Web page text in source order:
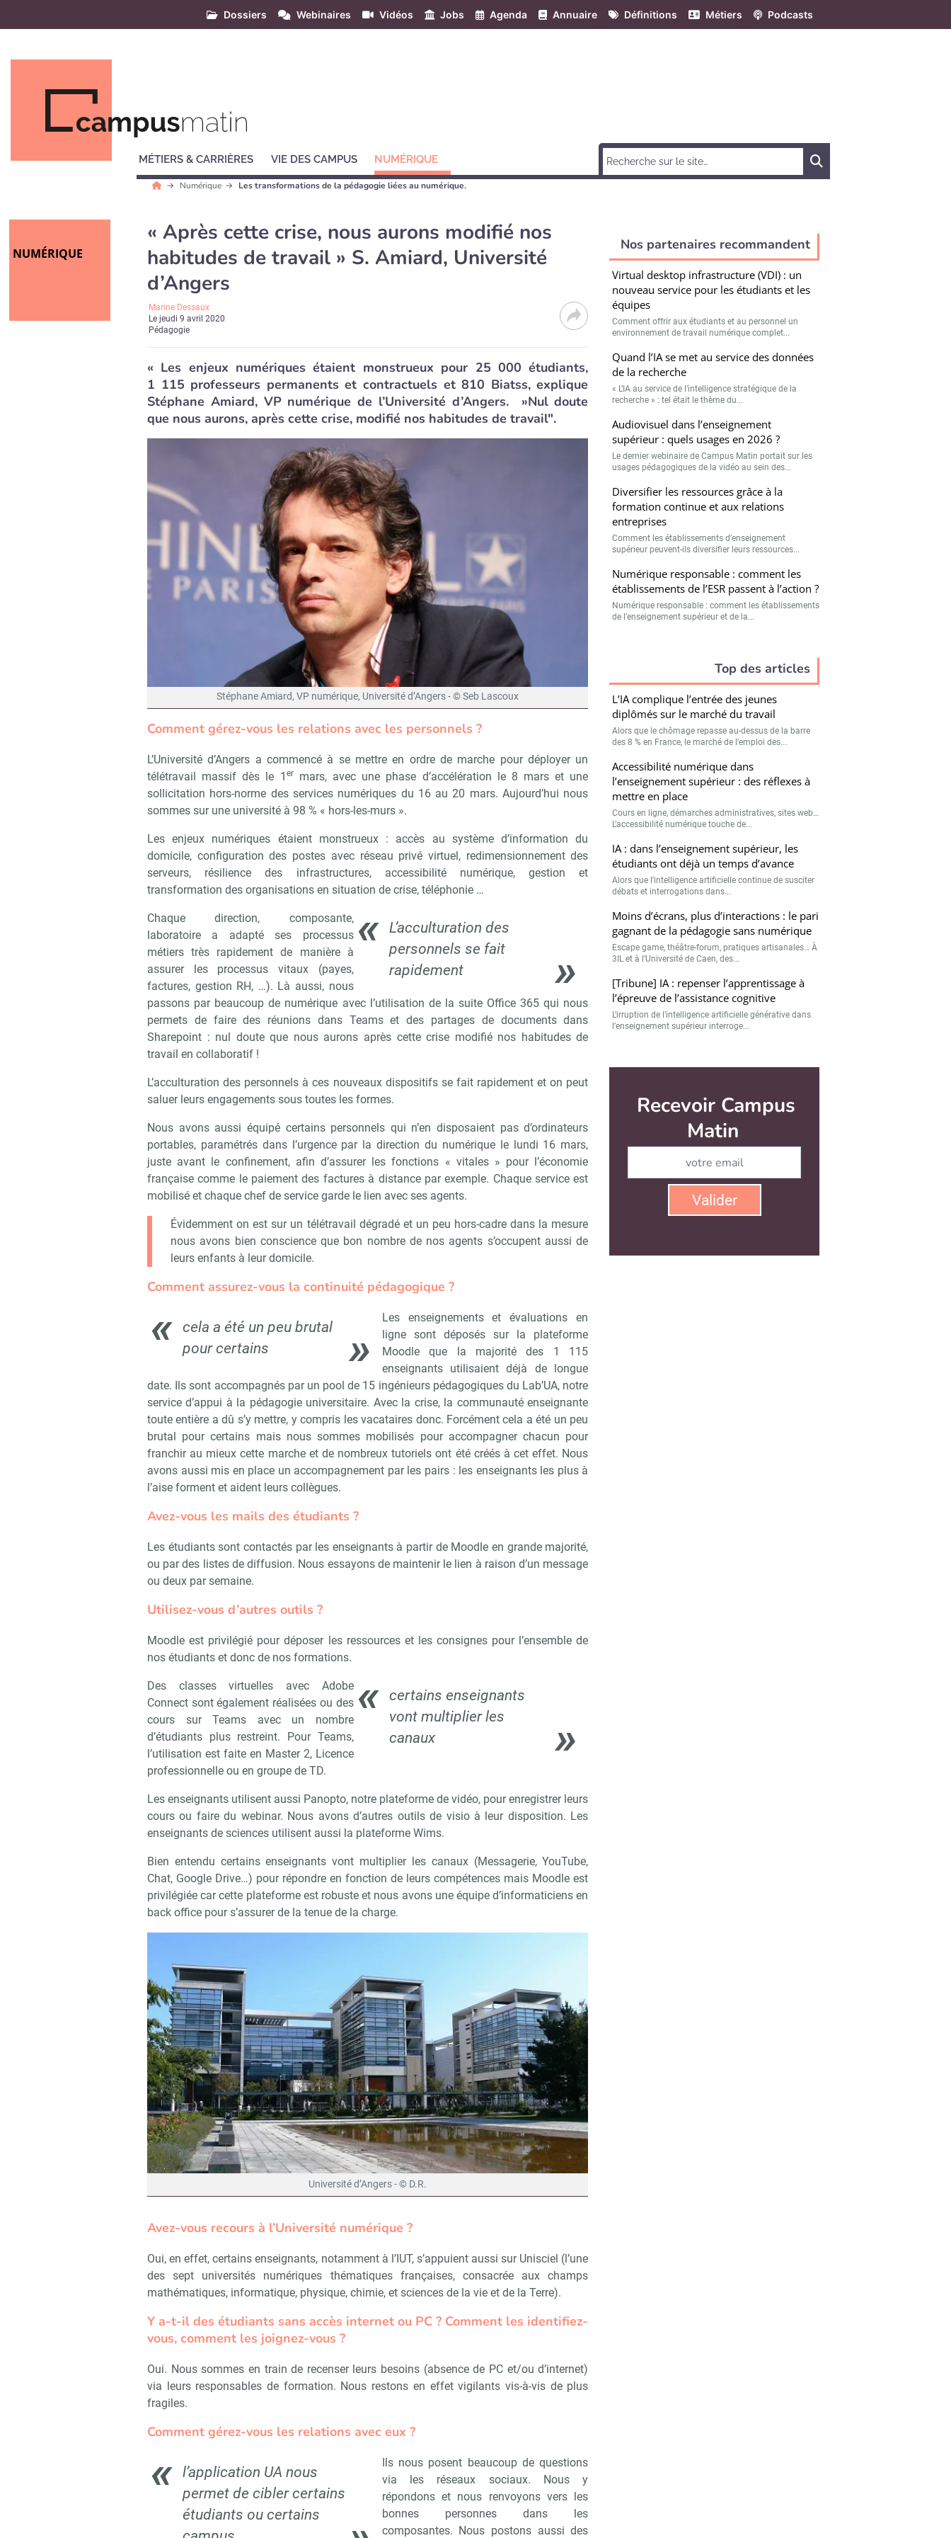
Dossiers Webinaires Vidéos Jobs Agenda Annuaire Définitions Métiers Podcasts
MÉTIERS & CARRIÈRES VIE DES CAMPUS NUMÉRIQUE
Numérique Les transformations de la pédagogie liées au numérique.
NUMÉRIQUE
« Après cette crise, nous aurons modifié nos
habitudes de travail » S. Amiard, Université
d’Angers
Marine Dessaux
Lejeudi 9 avril 2020
Pédagogie
« Les enjeux numériques étaient monstrueux pour 25 000 étudiants,
1 115 professeurs permanents et contractuels et 810 Biatss, explique
Stéphane Amiard, VP numérique de l’Université d’Angers. »Nul doute
que nous aurons, après cette crise, modifié nos habitudes de travail".
Stéphane Amiard, VP numérique, Université d’Angers - © Seb Lascoux
Comment gérez-vous les relations avec les personnels ?
L’Université d’Angers a commencé à se mettre en ordre de marche pour déployer un
télétravail massif dès le 1 ermars, avec une phase d’accélération le 8 mars et une
sollicitation hors-norme des services numériques du 16 au 20 mars. Aujourd’hui nous
sommes sur une université à 98 % « hors-les-murs ».
Les enjeux numériques étaient monstrueux : accès au système d’information du
domicile, configuration des postes avec réseau privé virtuel, redimensionnement des
serveurs, résilience des infrastructures, accessibilité numérique, gestion et
transformation des organisations en situation de crise, téléphonie …
L’acculturation des
personnels se fait
rapidement
Chaque direction, composante,
laboratoire a adapté ses processus
métiers très rapidement de manière à
assurer les processus vitaux (payes,
factures, gestion RH, …). Là aussi, nous
passons par beaucoup de numérique avec l’utilisation de la suite Office 365 qui nous
permets de faire des réunions dans Teams et des partages de documents dans
Sharepoint : nul doute que nous aurons après cette crise modifié nos habitudes de
travail en collaboratif !
L’acculturation des personnels à ces nouveaux dispositifs se fait rapidement et on peut
saluer leurs engagements sous toutes les formes.
Nous avons aussi équipé certains personnels qui n’en disposaient pas d’ordinateurs
portables, paramétrés dans l’urgence par la direction du numérique le lundi 16 mars,
juste avant le confinement, afin d’assurer les fonctions « vitales » pour l’économie
française comme le paiement des factures à distance par exemple. Chaque service est
mobilisé et chaque chef de service garde le lien avec ses agents.
Évidemment on est sur un télétravail dégradé et un peu hors-cadre dans la mesure
nous avons bien conscience que bon nombre de nos agents s’occupent aussi de
leurs enfants à leur domicile.
Comment assurez-vous la continuité pédagogique ?
cela a été un peu brutal
pour certains
Les enseignements et évaluations en
ligne sont déposés sur la plateforme
Moodle que la majorité des 1 115
enseignants utilisaient déjà de longue
date. Ils sont accompagnés par un pool de 15 ingénieurs pédagogiques du Lab’UA, notre
service d’appui à la pédagogie universitaire. Avec la crise, la communauté enseignante
toute entière a dû s’y mettre, y compris les vacataires donc. Forcément cela a été un peu
brutal pour certains mais nous sommes mobilisés pour accompagner chacun pour
franchir au mieux cette marche et de nombreux tutoriels ont été créés à cet effet. Nous
avons aussi mis en place un accompagnement par les pairs : les enseignants les plus à
l’aise forment et aident leurs collègues.
Avez-vous les mails des étudiants ?
Les étudiants sont contactés par les enseignants à partir de Moodle en grande majorité,
ou par des listes de diffusion. Nous essayons de maintenir le lien à raison d’un message
ou deux par semaine.
Utilisez-vous d’autres outils ?
Moodle est privilégié pour déposer les ressources et les consignes pour l’ensemble de
nos étudiants et donc de nos formations.
certains enseignants
vont multiplier les
canaux
Des classes virtuelles avec Adobe
Connect sont également réalisées ou des
cours sur Teams avec un nombre
d’étudiants plus restreint. Pour Teams,
l’utilisation est faite en Master 2, Licence
professionnelle ou en groupe de TD.
Les enseignants utilisent aussi Panopto, notre plateforme de vidéo, pour enregistrer leurs
cours ou faire du webinar. Nous avons d’autres outils de visio à leur disposition. Les
enseignants de sciences utilisent aussi la plateforme Wims.
Bien entendu certains enseignants vont multiplier les canaux (Messagerie, YouTube,
Chat, Google Drive…) pour répondre en fonction de leurs compétences mais Moodle est
privilégiée car cette plateforme est robuste et nous avons une équipe d’informaticiens en
back office pour s’assurer de la tenue de la charge.
Université d’Angers - © D.R.
Avez-vous recours à l’Université numérique ?
Oui, en effet, certains enseignants, notamment à l’IUT, s’appuient aussi sur Unisciel (l’une
des sept universités numériques thématiques françaises, consacrée aux champs
mathématiques, informatique, physique, chimie, et sciences de la vie et de la Terre).
Y a-t-il des étudiants sans accès internet ou PC ? Comment les identifiez-
vous, comment les joignez-vous ?
Oui. Nous sommes en train de recenser leurs besoins (absence de PC et/ou d’internet)
via leurs responsables de formation. Nous restons en effet vigilants vis-à-vis de plus
fragiles.
Comment gérez-vous les relations avec eux ?
l’application UA nous
permet de cibler certains
étudiants ou certains
Ils nous posent beaucoup de questions
via les réseaux sociaux. Nous y
répondons et nous renvoyons vers les
bonnes personnes dans les
composantes. Nous postons aussi des
Nos partenaires recommandent
Virtual desktop infrastructure (VDI) : un
nouveau service pour les étudiants et les
équipes
Comment offrir aux étudiants et au personnel un
environnement de travail numérique complet...
Quand l’IA se met au service des données
de la recherche
« L’IA au service de l’intelligence stratégique de la
recherche » : tel était le thème du...
Audiovisuel dans l’enseignement
supérieur : quels usages en 2026 ?
Le dernier webinaire de Campus Matin portait sur les
usages pédagogiques de la vidéo au sein des...
Diversifier les ressources grâce à la
formation continue et aux relations
entreprises
Comment les établissements d’enseignement
supérieur peuvent-ils diversifier leurs ressources...
Numérique responsable : comment les
établissements de l’ESR passent à l’action ?
Numérique responsable : comment les établissements
de l’enseignement supérieur et de la...
Top des articles
L’IA complique l’entrée des jeunes
diplômés sur le marché du travail
Alors que le chômage repasse au-dessus de la barre
des 8 % en France, le marché de l’emploi des...
Accessibilité numérique dans
l’enseignement supérieur : des réflexes à
mettre en place
Cours en ligne, démarches administratives, sites web…
L’accessibilité numérique touche de...
IA : dans l’enseignement supérieur, les
étudiants ont déjà un temps d’avance
Alors que l’intelligence artificielle continue de susciter
débats et interrogations dans...
Moins d’écrans, plus d’interactions : le pari
gagnant de la pédagogie sans numérique
Escape game, théâtre-forum, pratiques artisanales… À
3IL et à l’Université de Caen, des...
[Tribune] IA : repenser l’apprentissage à
l’épreuve de l’assistance cognitive
L’irruption de l’intelligence artificielle générative dans
l’enseignement supérieur interroge...
Recevoir Campus Matin Abonnez-vous à notre newsletter